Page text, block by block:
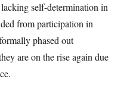
self-determination in
from participation in
phased out
are on the rise again due